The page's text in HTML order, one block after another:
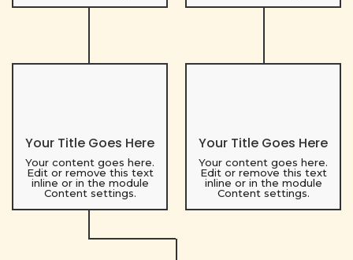
Your Title Goes Here
Your content goes here.
Edit or remove this text
inline or in the module
Content settings.
Your Title Goes Here
Your content goes here.
Edit or remove this text
inline or in the module
Content settings.